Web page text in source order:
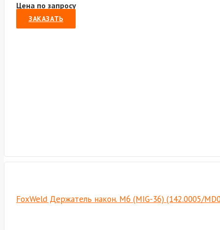
Цена по запросу
ЗАКАЗАТЬ
FoxWeld Держатель након. M6 (MIG-36) (142.0005/